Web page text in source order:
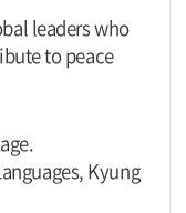
leaders who
to peace
Kyung